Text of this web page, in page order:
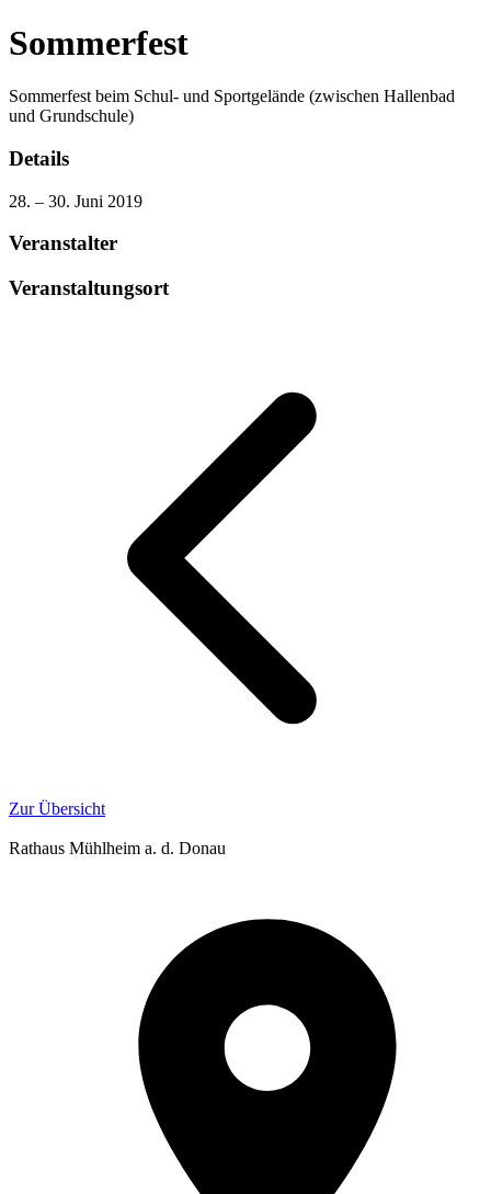
Sommerfest
Sommerfest beim Schul- und Sportgelände (zwischen Hallenbad
und Grundschule)
Details
28. – 30. Juni 2019
Veranstalter
Veranstaltungsort
Zur Übersicht
Rathaus Mühlheim a. d. Donau